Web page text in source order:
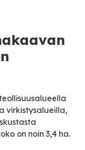
virkistysalueilla,
on noin 3,4 ha.